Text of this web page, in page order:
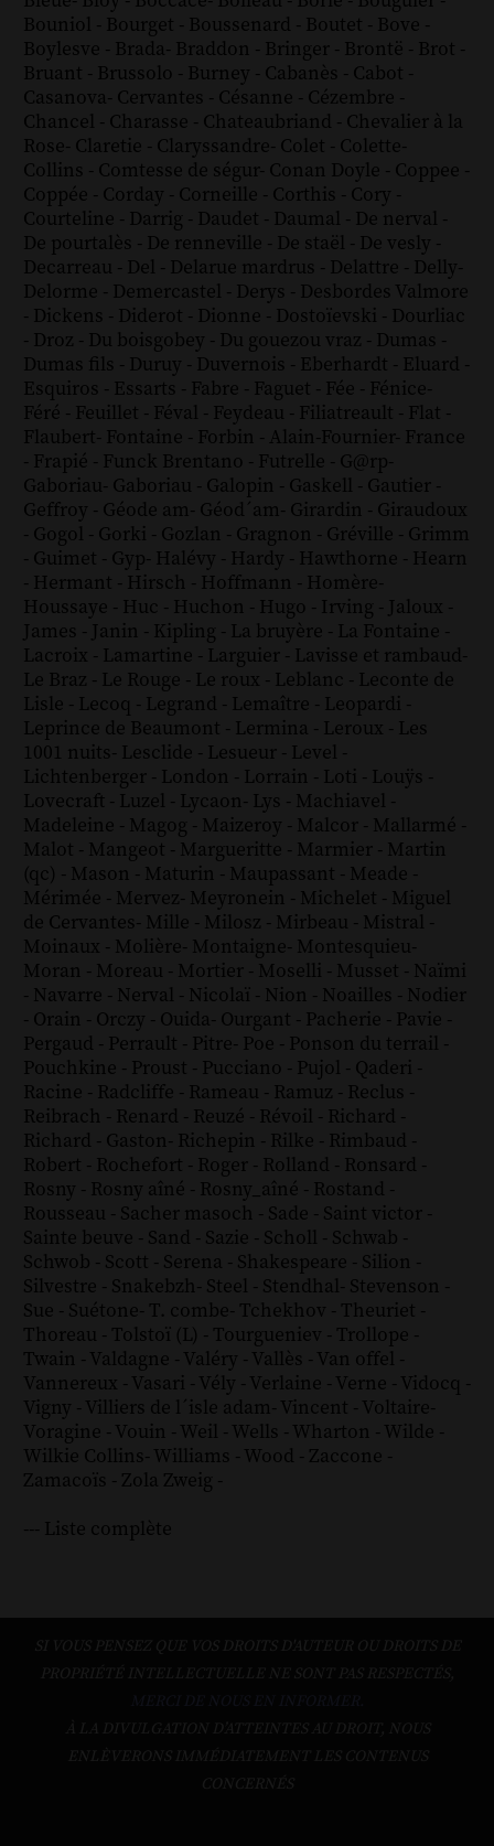
Bouniol - Bourget - Boussenard - Boutet - Bove -
Boylesve - Brada- Braddon - Bringer - Brontë - Brot -
Bruant - Brussolo - Burney - Cabanès - Cabot -
Casanova- Cervantes - Césanne - Cézembre -
Chancel - Charasse - Chateaubriand - Chevalier à la
Rose- Claretie - Claryssandre- Colet - Colette-
Collins - Comtesse de ségur- Conan Doyle - Coppee -
Coppée - Corday - Corneille - Corthis - Cory -
Courteline - Darrig - Daudet - Daumal - De nerval -
De pourtalès - De renneville - De staël - De vesly -
Decarreau - Del - Delarue mardrus - Delattre - Delly-
Delorme - Demercastel - Derys - Desbordes Valmore
- Dickens - Diderot - Dionne - Dostoïevski - Dourliac
- Droz - Du boisgobey - Du gouezou vraz - Dumas -
Dumas fils - Duruy - Duvernois - Eberhardt - Eluard -
Esquiros - Essarts - Fabre - Faguet - Fée - Fénice-
Féré - Feuillet - Féval - Feydeau - Filiatreault - Flat -
Flaubert- Fontaine - Forbin - Alain-Fournier- France
- Frapié - Funck Brentano - Futrelle - G@rp-
Gaboriau- Gaboriau - Galopin - Gaskell - Gautier -
Geffroy - Géode am- Géod´am- Girardin - Giraudoux
- Gogol - Gorki - Gozlan - Gragnon - Gréville - Grimm
- Guimet - Gyp- Halévy - Hardy - Hawthorne - Hearn
- Hermant - Hirsch - Hoffmann - Homère-
Houssaye - Huc - Huchon - Hugo - Irving - Jaloux -
James - Janin - Kipling - La bruyère - La Fontaine -
Lacroix - Lamartine - Larguier - Lavisse et rambaud-
Le Braz - Le Rouge - Le roux - Leblanc - Leconte de
Lisle - Lecoq - Legrand - Lemaître - Leopardi -
Leprince de Beaumont - Lermina - Leroux - Les
1001 nuits- Lesclide - Lesueur - Level -
Lichtenberger - London - Lorrain - Loti - Louÿs -
Lovecraft - Luzel - Lycaon- Lys - Machiavel -
Madeleine - Magog - Maizeroy - Malcor - Mallarmé -
Malot - Mangeot - Margueritte - Marmier - Martin
(qc) - Mason - Maturin - Maupassant - Meade -
Mérimée - Mervez- Meyronein - Michelet - Miguel
de Cervantes- Mille - Milosz - Mirbeau - Mistral -
Moinaux - Molière- Montaigne- Montesquieu-
Moran - Moreau - Mortier - Moselli - Musset - Naïmi
- Navarre - Nerval - Nicolaï - Nion - Noailles - Nodier
- Orain - Orczy - Ouida- Ourgant - Pacherie - Pavie -
Pergaud - Perrault - Pitre- Poe - Ponson du terrail -
Pouchkine - Proust - Pucciano - Pujol - Qaderi -
Racine - Radcliffe - Rameau - Ramuz - Reclus -
Reibrach - Renard - Reuzé - Révoil - Richard -
Richard - Gaston- Richepin - Rilke - Rimbaud -
Robert - Rochefort - Roger - Rolland - Ronsard -
Rosny - Rosny aîné - Rosny_aîné - Rostand -
Rousseau - Sacher masoch - Sade - Saint victor -
Sainte beuve - Sand - Sazie - Scholl - Schwab -
Schwob - Scott - Serena - Shakespeare - Silion -
Silvestre - Snakebzh- Steel - Stendhal- Stevenson -
Sue - Suétone- T. combe- Tchekhov - Theuriet -
Thoreau - Tolstoï (L) - Tourgueniev - Trollope -
Twain - Valdagne - Valéry - Vallès - Van offel -
Vannereux - Vasari - Vély - Verlaine - Verne - Vidocq -
Vigny - Villiers de l´isle adam- Vincent - Voltaire-
Voragine - Vouin - Weil - Wells - Wharton - Wilde -
Wilkie Collins- Williams - Wood - Zaccone -
Zamacoïs - Zola Zweig -
--- Liste complète